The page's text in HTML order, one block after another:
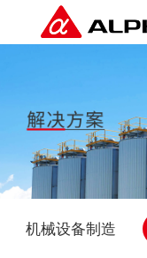
机械设备制造